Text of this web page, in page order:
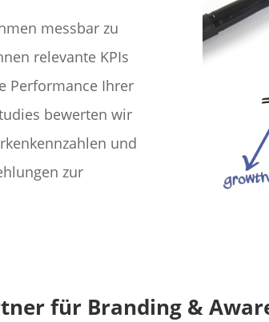
messbar zu
relevante KPIs
Performance Ihrer
bewerten wir
und
zur
für Branding &